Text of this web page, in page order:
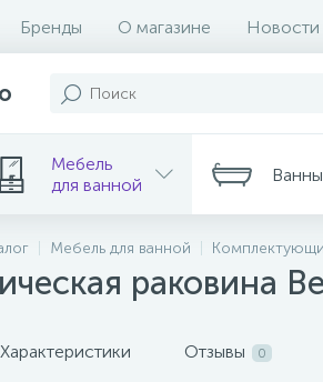
Бренды О магазине Новости
Мебель
для ванной
Ванны
Мебель для ванной
раковина
Характеристики Отзывы 0